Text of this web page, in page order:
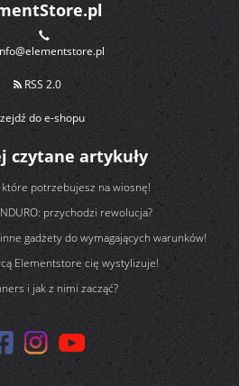
RSS 2.0
do e-shopu
czytane artykuły
potrzebujesz na wiosnę!
przychodzi rewolucja?
gadżety do wymagających warunków!
Elementstore cię wystylizuje!
i jak z nimi zacząć?